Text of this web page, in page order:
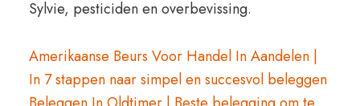
Sylvie, pesticiden en overbevissing.
Amerikaanse Beurs Voor Handel In Aandelen |
In 7 stappen naar simpel en succesvol beleggen